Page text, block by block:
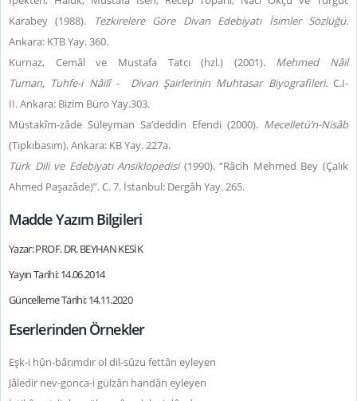
Karabey (1988).
Tezkirelere Göre Divan Edebiyatı İsimler Sözlüğü.
Ankara: KTB Yay. 360.
Kurnaz, Cemâl ve Mustafa Tatcı (hzl.) (2001). Mehmed Nâil
Tuman, Tuhfe-i Nâilî - Divan Şairlerinin Muhtasar Biyografileri.C.I-
II.Ankara: Bizim Büro Yay.303.
Müstakîm-zâde Süleyman Sa’deddin Efendi (2000). Mecelletü’n-Nisâb
(Tıpkıbasım). Ankara: KB Yay. 227a.
Türk Dili ve Edebiyatı Ansiklopedisi(1990). “Râcih Mehmed Bey (Çalık
Ahmed Paşazâde)”. C. 7. İstanbul: Dergâh Yay. 265.
Madde Yazım Bilgileri
Yazar: PROF. DR. BEYHAN KESİK
Yayın Tarihi: 14.06.2014
Güncelleme Tarihi: 14.11.2020
Eserlerinden Örnekler
Eşk-i hûn-bârımdır ol dil-sûzu fettân eyleyen
Jâledir nev-gonca-i gülzârı handân eyleyen